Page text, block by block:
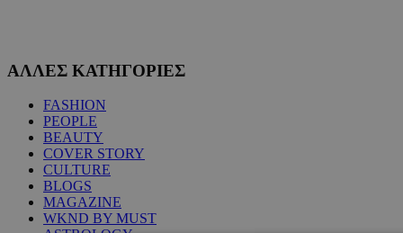
ΑΛΛΕΣ ΚΑΤΗΓΟΡΙΕΣ
FASHION
PEOPLE
BEAUTY
COVER STORY
CULTURE
BLOGS
MAGAZINE
WKND BY MUST